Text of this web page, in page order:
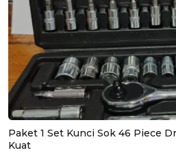
Paket 1 Set Kunci Sok 46 Piece
Kuat